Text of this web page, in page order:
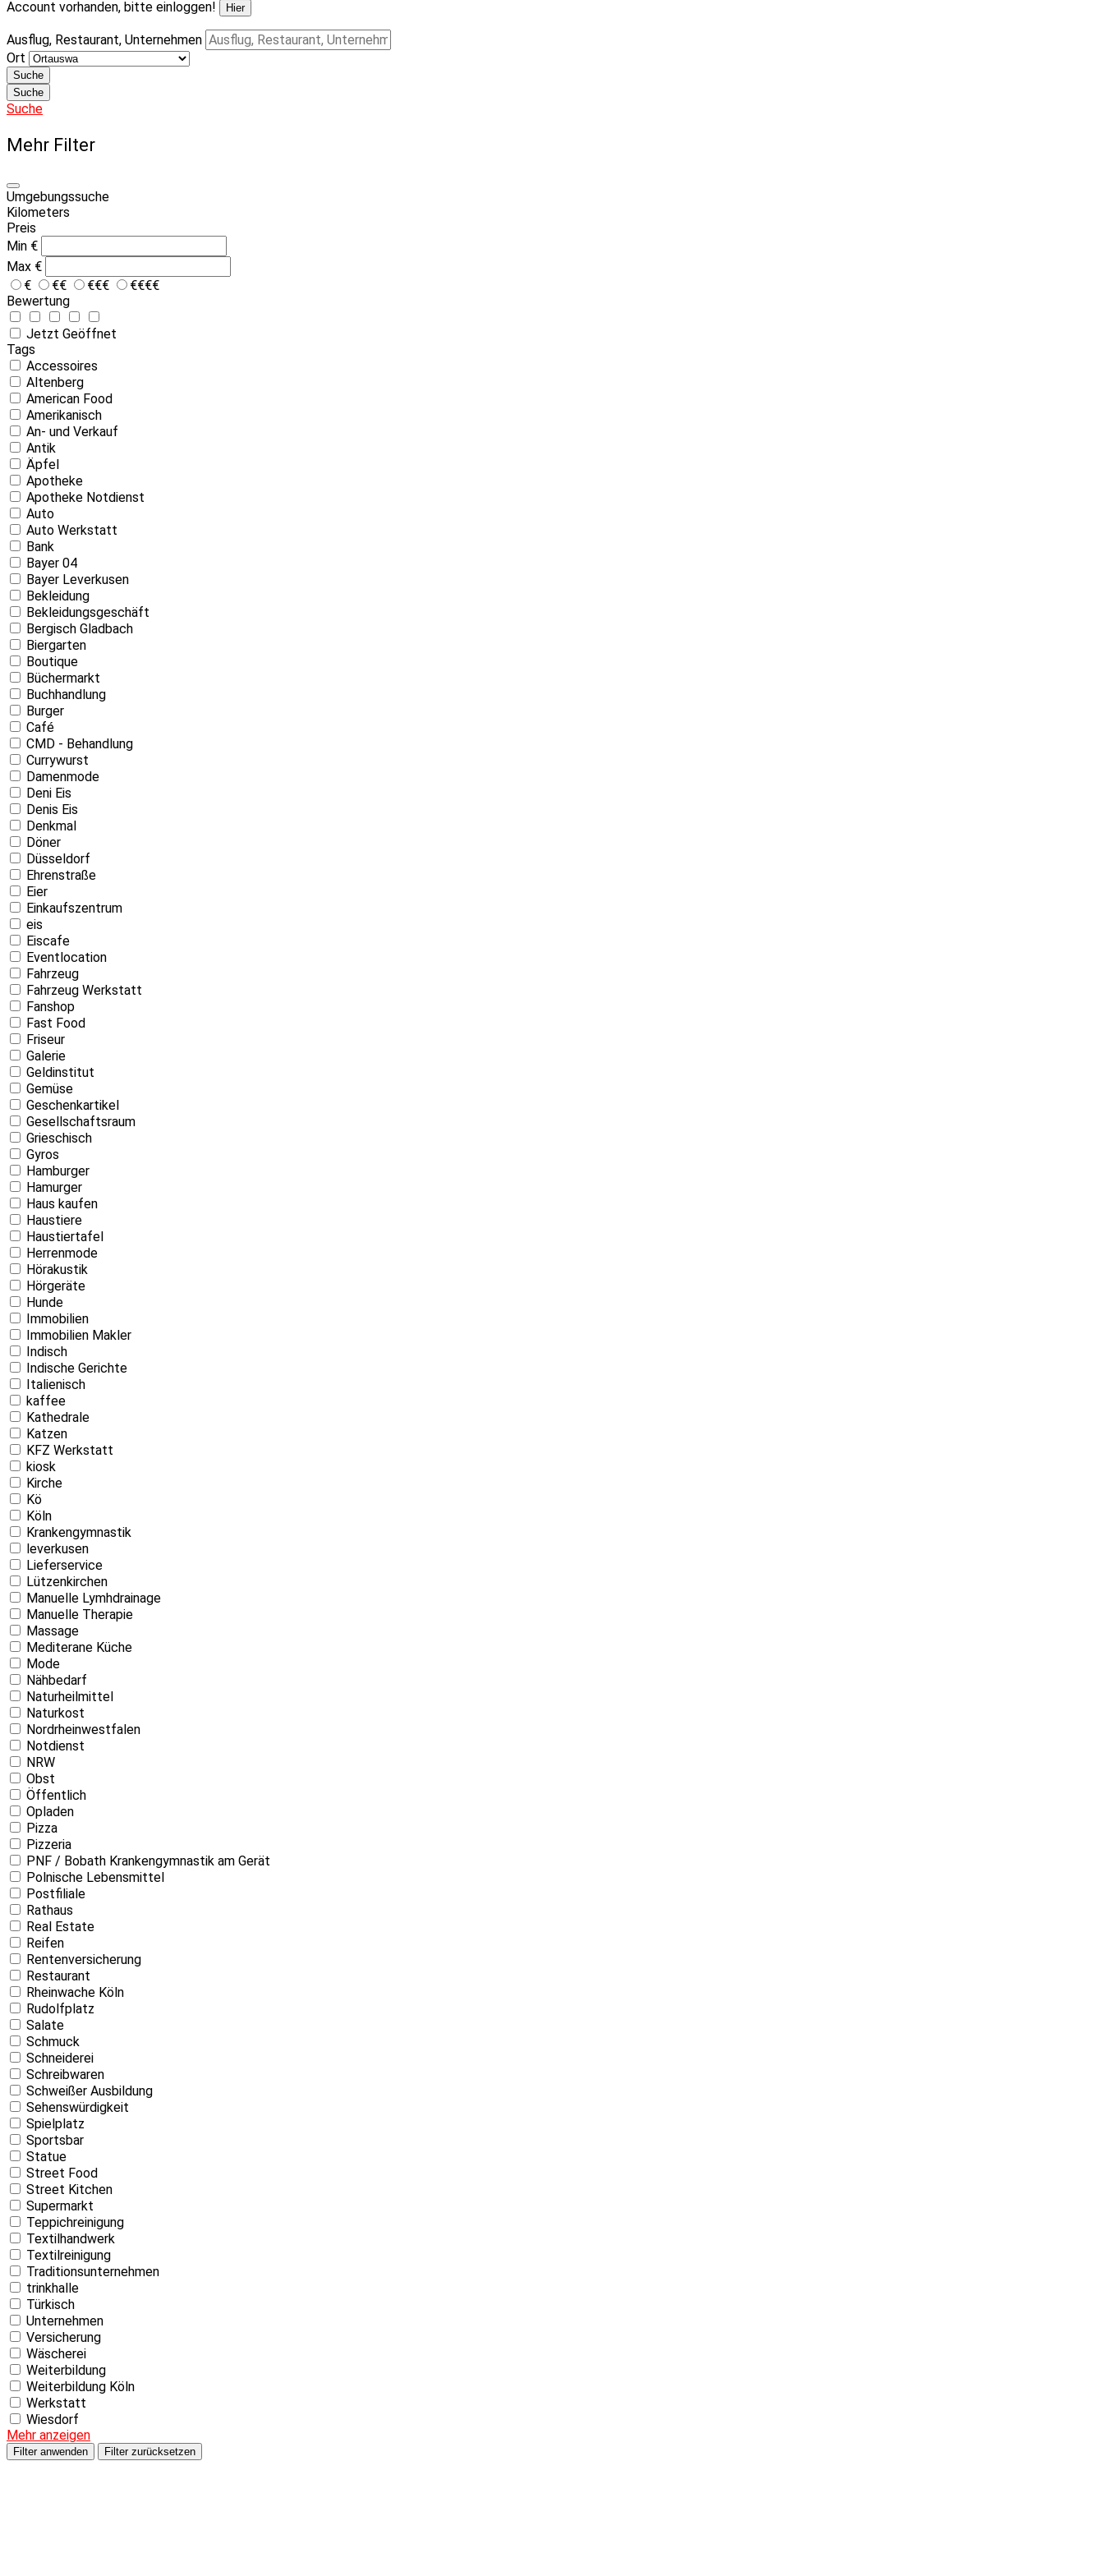
Account vorhanden, bitte einloggen!
Hier
Ausflug, Restaurant, Unternehmen
Ort
Suche
Suche
Suche
Mehr Filter
Umgebungssuche
Kilometers
Preis
Min €
Max €
€
€€ €€€
€€€€
Bewertung
Jetzt Geöffnet
Tags
Accessoires
Altenberg
American Food
Amerikanisch
An- und Verkauf
Antik
Äpfel
Apotheke
Apotheke Notdienst
Auto
Auto Werkstatt
Bank
Bayer 04
Bayer Leverkusen
Bekleidung
Bekleidungsgeschäft
Bergisch Gladbach
Biergarten
Boutique
Büchermarkt
Buchhandlung
Burger
Café
CMD - Behandlung
Currywurst
Damenmode
Deni Eis
Denis Eis
Denkmal
Döner
Düsseldorf
Ehrenstraße
Eier
Einkaufszentrum
eis
Eiscafe
Eventlocation
Fahrzeug
Fahrzeug Werkstatt
Fanshop
Fast Food
Friseur
Galerie
Geldinstitut
Gemüse
Geschenkartikel
Gesellschaftsraum
Grieschisch
Gyros
Hamburger
Hamurger
Haus kaufen
Haustiere
Haustiertafel
Herrenmode
Hörakustik
Hörgeräte
Hunde
Immobilien
Immobilien Makler
Indisch
Indische Gerichte
Italienisch
kaffee
Kathedrale
Katzen
KFZ Werkstatt
kiosk
Kirche
Kö
Köln
Krankengymnastik
leverkusen
Lieferservice
Lützenkirchen
Manuelle Lymhdrainage
Manuelle Therapie
Massage
Mediterane Küche
Mode
Nähbedarf
Naturheilmittel
Naturkost
Nordrheinwestfalen
Notdienst
NRW
Obst
Öffentlich
Opladen
Pizza
Pizzeria
PNF / Bobath Krankengymnastik am Gerät
Polnische Lebensmittel
Postfiliale
Rathaus
Real Estate
Reifen
Rentenversicherung
Restaurant
Rheinwache Köln
Rudolfplatz
Salate
Schmuck
Schneiderei
Schreibwaren
Schweißer Ausbildung
Sehenswürdigkeit
Spielplatz
Sportsbar
Statue
Street Food
Street Kitchen
Supermarkt
Teppichreinigung
Textilhandwerk
Textilreinigung
Traditionsunternehmen
trinkhalle
Türkisch
Unternehmen
Versicherung
Wäscherei
Weiterbildung
Weiterbildung Köln
Werkstatt
Wiesdorf
Mehr anzeigen
Filter anwenden Filter zurücksetzen